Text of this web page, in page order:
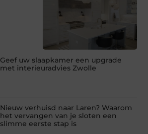
Geef uw slaapkamer een upgrade
met interieuradvies Zwolle
Nieuw verhuisd naar Laren? Waarom
het vervangen van je sloten een
slimme eerste stap is